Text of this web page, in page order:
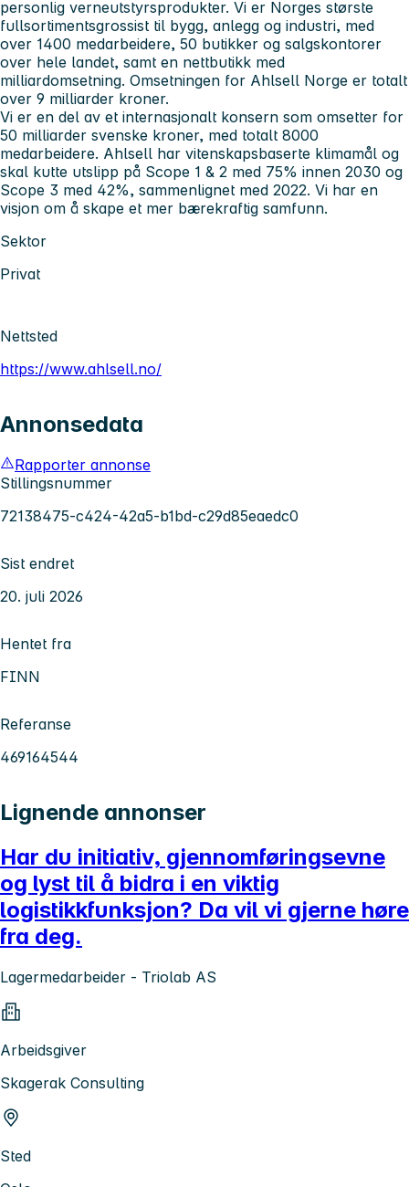
personlig verneutstyrsprodukter. Vi er Norges største
fullsortimentsgrossist til bygg, anlegg og industri, med
over 1400 medarbeidere, 50 butikker og salgskontorer
over hele landet, samt en nettbutikk med
milliardomsetning. Omsetningen for Ahlsell Norge er totalt
over 9 milliarder kroner.
Vi er en del av et internasjonalt konsern som omsetter for
50 milliarder svenske kroner, med totalt 8000
medarbeidere. Ahlsell har vitenskapsbaserte klimamål og
skal kutte utslipp på Scope 1 & 2 med 75% innen 2030 og
Scope 3 med 42%, sammenlignet med 2022. Vi har en
visjon om å skape et mer bærekraftig samfunn.
Sektor
Privat
Nettsted
https://www.ahlsell.no/
Annonsedata
Rapporter annonse
Stillingsnummer
72138475-c424-42a5-b1bd-c29d85eaedc0
Sist endret
20. juli 2026
Hentet fra
FINN
Referanse
469164544
Lignende annonser
Har du initiativ, gjennomføringsevne
og lyst til å bidra i en viktig
logistikkfunksjon? Da vil vi gjerne høre
fra deg.
Lagermedarbeider - Triolab AS
Arbeidsgiver
Skagerak Consulting
Sted